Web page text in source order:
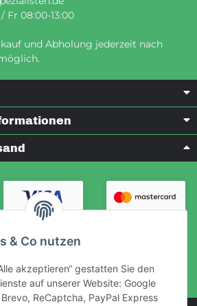
& Co nutzen
akzeptieren“ gestatten Sie den
auf unserer Website: Google
ReCaptcha, PayPal Express
Fr 08:00-13:00
und Abholung jederzeit nach